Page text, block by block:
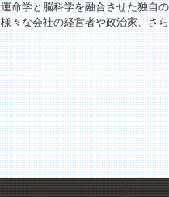
運命学と脳科学を融合させた独自
様々な会社の経営者や政治家、さ